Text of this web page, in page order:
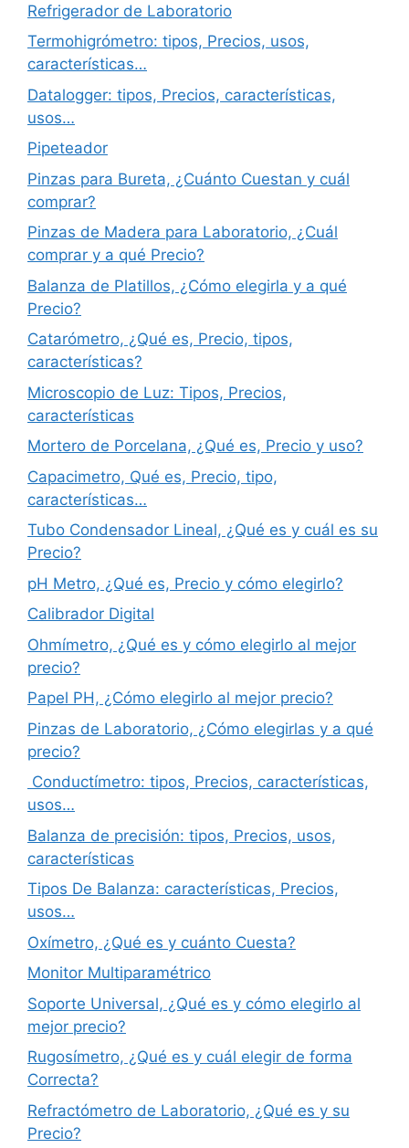
Refrigerador de Laboratorio
Termohigrómetro: tipos, Precios, usos,
características…
Datalogger: tipos, Precios, características,
usos…
Pipeteador
Pinzas para Bureta, ¿Cuánto Cuestan y cuál
comprar?
Pinzas de Madera para Laboratorio, ¿Cuál
comprar y a qué Precio?
Balanza de Platillos, ¿Cómo elegirla y a qué
Precio?
Catarómetro, ¿Qué es, Precio, tipos,
características?
Microscopio de Luz: Tipos, Precios,
características
Mortero de Porcelana, ¿Qué es, Precio y uso?
Capacimetro, Qué es, Precio, tipo,
características…
Tubo Condensador Lineal, ¿Qué es y cuál es su
Precio?
pH Metro, ¿Qué es, Precio y cómo elegirlo?
Calibrador Digital
Ohmímetro, ¿Qué es y cómo elegirlo al mejor
precio?
Papel PH, ¿Cómo elegirlo al mejor precio?
Pinzas de Laboratorio, ¿Cómo elegirlas y a qué
precio?
Conductímetro: tipos, Precios, características,
usos…
Balanza de precisión: tipos, Precios, usos,
características
Tipos De Balanza: características, Precios,
usos…
Oxímetro, ¿Qué es y cuánto Cuesta?
Monitor Multiparamétrico
Soporte Universal, ¿Qué es y cómo elegirlo al
mejor precio?
Rugosímetro, ¿Qué es y cuál elegir de forma
Correcta?
Refractómetro de Laboratorio, ¿Qué es y su
Precio?